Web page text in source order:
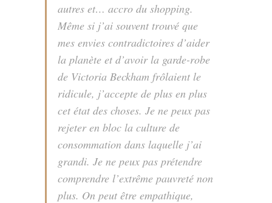
autres et… accro du shopping.
Même si j’ai souvent trouvé que
mes envies contradictoires d’aider
la planète et d’avoir la garde-robe
de Victoria Beckham frôlaient le
ridicule, j’accepte de plus en plus
cet état des choses. Je ne peux pas
rejeter en bloc la culture de
consommation dans laquelle j’ai
grandi. Je ne peux pas prétendre
comprendre l’extrême pauvreté non
plus. On peut être empathique,